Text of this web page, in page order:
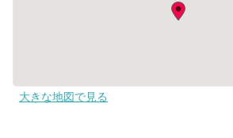
大きな地図で見る